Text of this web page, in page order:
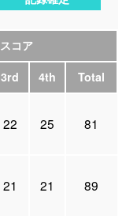
スコア
3rd 4th Total
22 25 81
21 21 89